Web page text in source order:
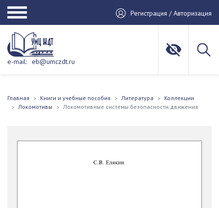
Регистрация / Авторизация
e-mail: eb@umczdt.ru
Главная Книги и учебные пособия Литература
Коллекции
Локомотивы
Локомотивные системы безопасности движения